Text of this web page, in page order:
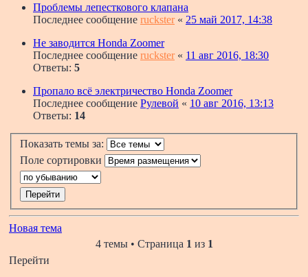
Проблемы лепесткового клапана
Последнее сообщение ruckster« 25 май 2017, 14:38
Не заводится Honda Zoomer
Последнее сообщение ruckster« 11 авг 2016, 18:30
Ответы: 5
Пропало всё электричество Honda Zoomer
Последнее сообщение Рулевой « 10 авг 2016, 13:13
Ответы: 14
Показать темы за:
Поле сортировки
Новая тема
4 темы • Страница 1 из 1
Перейти